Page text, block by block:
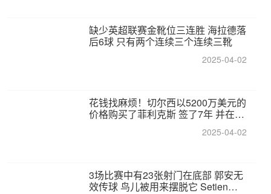
缺少英超联赛金靴位三连胜 海拉德落
后6球 只有两个连续三个连续三靴
2025-04-02
花钱找麻烦！切尔西以5200万美元的
价格购买了菲利克斯 签了7年 并在半
2025-04-02
3场比赛中有23张射门在底部 郭安无
效传球 鸟儿被用来摆脱它 Setien痴